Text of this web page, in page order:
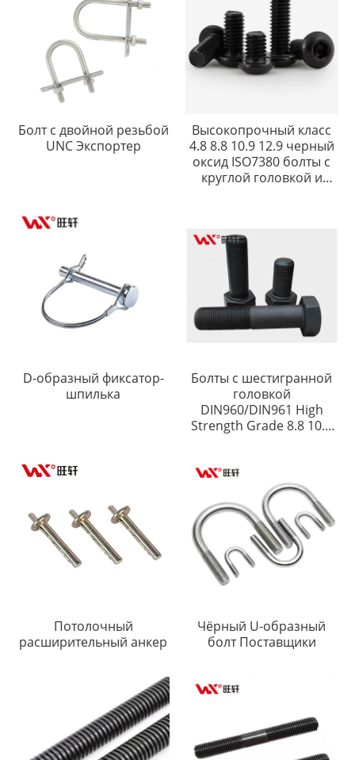
Болт с двойной резьбой
UNC Экспортер
Высокопрочный класс
4.8 8.8 10.9 12.9 черный
оксид ISO7380 болты с
круглой головкой и
D-образный фиксатор-
шпилька
Болты с шестигранной
головкой
DIN960/DIN961 High
Strength Grade 8.8 10.9
Потолочный
расширительный анкер
Чёрный U-образный
болт Поставщики